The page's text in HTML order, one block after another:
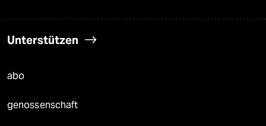
Unterstützen
abo
genossenschaft